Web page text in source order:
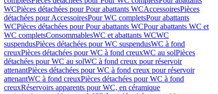
WCPièces détachées pour Pour abattants WCAccessoiresPièces
détachées pour AccessoiresPour WC completsPour abattants
WCPièces détachées pour Pour abattants WCPour abattants WC et
WC completsConsommablesWC et abattants WCWC
suspendusPièces détachées pour WC suspendusWC à fond
creuxPièces détachées pour WC à fond creuxWC au solPièces
détachées pour WC au solWC à fond creux pour réservoir
attenantPièces détachées pour WC à fond creux pour réservoir
attenantWC à fond creuxPièces détachées pour WC à fond
creuxRéservoirs apparents pour WC, en céramique